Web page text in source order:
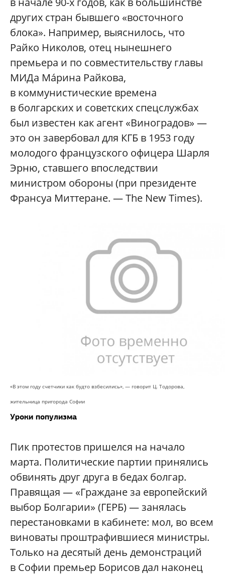
других стран бывшего «восточного
блока». Например, выяснилось, что
Райко Николов, отец нынешнего
премьера и по совместительству главы
МИДа Мáрина Райкова,
в коммунистические времена
в болгарских и советских спецслужбах
был известен как агент «Виноградов» —
это он завербовал для КГБ в 1953 году
молодого французского офицера Шарля
Эрню, ставшего впоследствии
министром обороны (при президенте
Франсуа Миттеране. — The New Times).
«В этом году счетчики как будто взбесились», — говорит Ц. Тодорова,
жительница пригорода Софии
Уроки популизма
Пик протестов пришелся на начало
марта. Политические партии принялись
обвинять друг друга в бедах болгар.
Правящая — «Граждане за европейский
выбор Болгарии» (ГЕРБ) — занялась
перестановками в кабинете: мол, во всем
виноваты проштрафившиеся министры.
Только на десятый день демонстраций
в Софии премьер Борисов дал наконец